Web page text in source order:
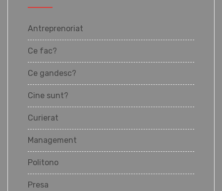
Antreprenoriat
Ce fac?
Ce gandesc?
Cine sunt?
Curierat
Management
Politono
Presa